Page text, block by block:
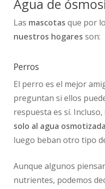
Agua de
Las mascotas que por
nuestros hogares son:
Perros
El perro es el mejor
preguntan si ellos
respuesta es sí. Incluso,
solo al agua
luego beban otro tipo
Aunque algunos
nutrientes, podemos